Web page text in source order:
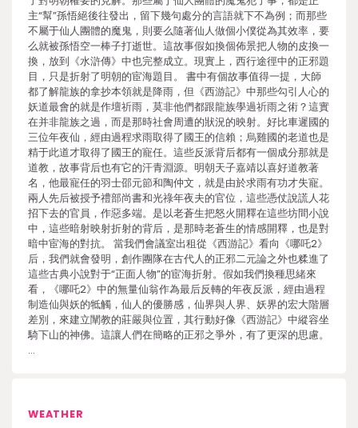
主“幫”孫悟絕後往發出，留下幾句處分的言語就下不為例；而那些
不屬于仙人團體的魔鬼，則要么隨著仙人做個小僕從為其效率，要
么就被孫悟空一棒子打逝世。這故事假如換個佈景把人物的皮換一
換，放到《水滸傳》中也完整成立。現實上，西行途徑中的正邪題
目，只是折射了明朝的宦海題目。 書中有個故事值得一提，大師
都了解龍族的拿抄本領就是降雨，但《西游記》中那些勾引人心的
妖道最會的就是作壇祈雨，莫非他們都跟龍族學過祈雨之術？這實
在并非龍族之過，而是那時社會周遭的狀況的映射。好比車遲國的
三位年夜仙，經由過程求雨取得了國王的信賴；烏雞國的老道也是
精于此道才取得了國王的寵任。這些反派背后都有一個成分那就是
道教，故事背后也有它的汗青淵源。明朝天子嘉靖以喜好道教著
名，他最寵任的羽士邵元節和陶仲文，就是由於求雨有功才失寵。
兩人先后被授予禮部尚書和光祿年夜夫的官位，這些憑仗說謊人花
招下去的官員，作惡多端。是以老蒼生把怒火開釋在這些坊間小說
中，這些暗射映射折射的背后，是那時老蒼生的情感開釋，也是對
暗中宦海的對抗。 當我們會議室出租從《西游記》看向《哪吒2》
后，我們就會發明，創作團隊在古代人的正邪二元論之外也糅進了
這些古典小說對于“正面人物”的宦海折射。假如我們換種思緒來
看，《哪吒2》中的無量仙翁作為最后反轉的年夜反派，經由過程
制造仙與妖的牴觸，仙人的優勝感，仙界與人界、妖界的宏大階層
差別，來建立闡教的莊嚴與位置，其行動好像《西游記》中縱容坐
騎下山的神佛。這讓人們在簡略的正邪之爭外，有了更深的思慮。
…
WEATHER